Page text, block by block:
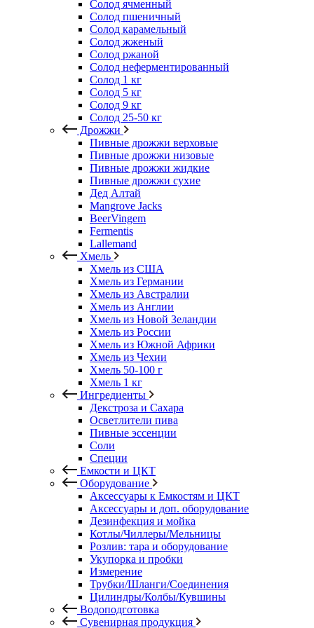
Солод ячменный
Солод пшеничный
Солод карамельный
Солод жженый
Солод ржаной
Солод неферментированный
Солод 1 кг
Солод 5 кг
Солод 9 кг
Солод 25-50 кг
Дрожжи
Пивные дрожжи верховые
Пивные дрожжи низовые
Пивные дрожжи жидкие
Пивные дрожжи сухие
Дед Алтай
Mangrove Jacks
BeerVingem
Fermentis
Lallemand
Хмель
Хмель из США
Хмель из Германии
Хмель из Австралии
Хмель из Англии
Хмель из Новой Зеландии
Хмель из России
Хмель из Южной Африки
Хмель из Чехии
Хмель 50-100 г
Хмель 1 кг
Ингредиенты
Декстроза и Сахара
Осветлители пива
Пивные эссенции
Соли
Специи
Емкости и ЦКТ
Оборудование
Аксессуары к Емкостям и ЦКТ
Аксессуары и доп. оборудование
Дезинфекция и мойка
Котлы/Чиллеры/Мельницы
Розлив: тара и оборудование
Укупорка и пробки
Измерение
Трубки/Шланги/Соединения
Цилиндры/Колбы/Кувшины
Водоподготовка
Сувенирная продукция